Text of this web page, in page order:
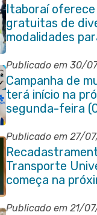
Itaboraí oferece
gratuitas de
modalidades
rede municipal
Publicado em 30/
Campanha de
terá início na
segunda-feira
Itaboraí
Publicado em 27/
Transporte
começa na
feira (29/07)
Publicado em 21/